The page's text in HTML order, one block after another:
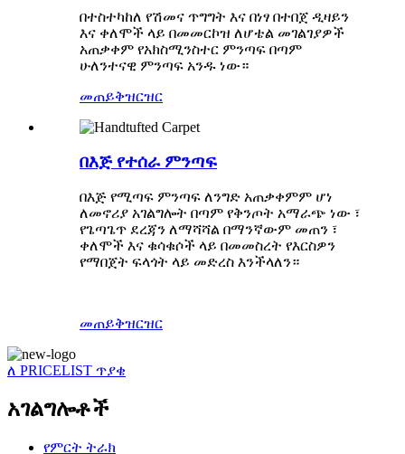
በተስተካከለ የሽመና ጥግግት እና በነፃ በተበጀ ዲዛይን
እና ቀለሞች ላይ በመመርኮዝ ለሆቴል መገልገያዎች
አጠቃቀም የአክስሚንስተር ምንጣፍ በጣም
ሁለንተናዊ ምንጣፍ አንዱ ነው።
መጠይቅዝርዝር
በእጅ የተሰራ ምንጣፍ
በእጅ የሚጣፍ ምንጣፍ ለንግድ አጠቃቀምም ሆነ
ለመኖሪያ አገልግሎት በጣም የቅንጦት አማራጭ ነው ፣
የጌጣጌጥ ደረጃን ለማሻሻል በማንኛውም መጠን ፣
ቀለሞች እና ቁሳቁሶች ላይ በመመስረት የእርስዎን
የማበጀት ፍላጎት ላይ መድረስ እንችላለን።
መጠይቅዝርዝር
ለ PRICELIST ጥያቄ
አገልግሎቶች
የምርት ትራክ